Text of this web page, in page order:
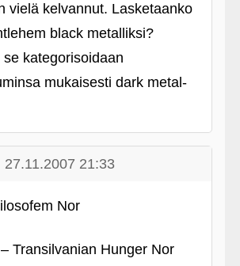
vielä kelvannut. Lasketaanko
black metalliksi?
kategorisoidaan
mukaisesti dark metal-
27.11.2007 21:33
Nor
Transilvanian Hunger Nor